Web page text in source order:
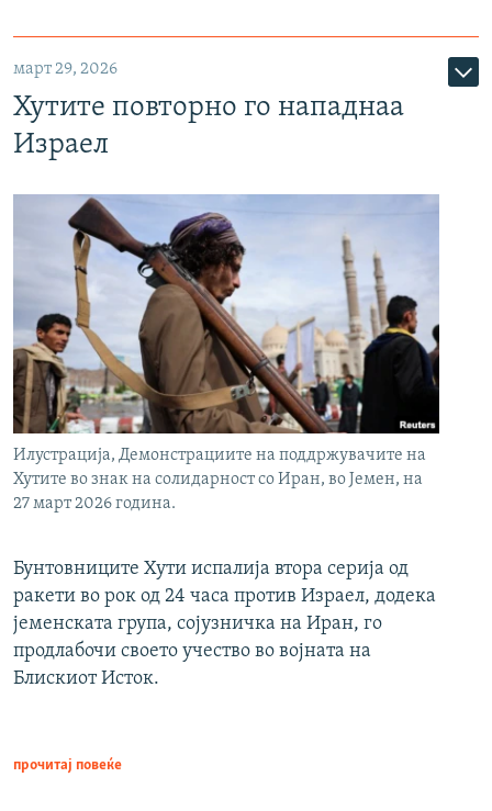
март 29, 2026
Хутите повторно го нападнаа
Израел
Илустрација, Демонстрациите на поддржувачите на
Хутите во знак на солидарност со Иран, во Јемен, на
27 март 2026 година.
Бунтовниците Хути испалија втора серија од
ракети во рок од 24 часа против Израел, додека
јеменската група, сојузничка на Иран, го
продлабочи своето учество во војната на
Блискиот Исток.
прочитај повеќе